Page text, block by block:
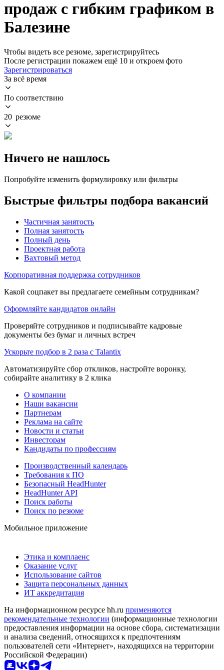
продаж с гибким графиком в
Балезине
Чтобы видеть все резюме, зарегистрируйтесь
После регистрации покажем ещё 10 и откроем фото
Зарегистрироваться
За всё время
По соответствию
20 резюме
Ничего не нашлось
Попробуйте изменить формулировку или фильтры
Быстрые фильтры подбора вакансий
Частичная занятость
Полная занятость
Полный день
Проектная работа
Вахтовый метод
Корпоративная поддержка сотрудников
Какой соцпакет вы предлагаете семейным сотрудникам?
Оформляйте кандидатов онлайн
Проверяйте сотрудников и подписывайте кадровые
документы без бумаг и личных встреч
Ускорьте подбор в 2 раза с Talantix
Автоматизируйте сбор откликов, настройте воронку,
собирайте аналитику в 2 клика
О компании
Наши вакансии
Партнерам
Реклама на сайте
Новости и статьи
Инвесторам
Кандидаты по профессиям
Производственный календарь
Требования к ПО
Безопасный HeadHunter
HeadHunter API
Поиск работы
Поиск по резюме
Мобильное приложение
Этика и комплаенс
Оказание услуг
Использование сайтов
Защита персональных данных
ИТ аккредитация
На информационном ресурсе hh.ru применяются
рекомендательные технологии (информационные технологии
предоставления информации на основе сбора, систематизации
и анализа сведений, относящихся к предпочтениям
пользователей сети «Интернет», находящихся на территории
Российской Федерации)